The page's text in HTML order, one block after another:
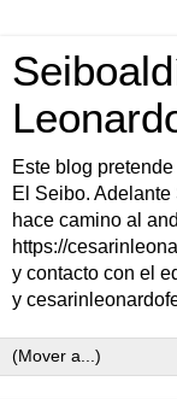
Este blog
El Seibo.
hace camino al
https://
y contacto con el
y